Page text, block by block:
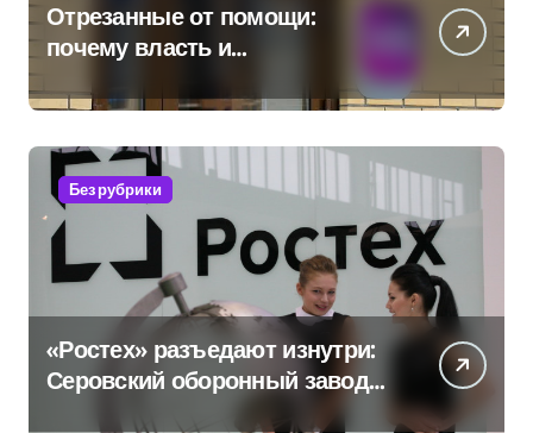
Отрезанные от помощи:
почему власть и
руки» после ударов по
складам Wildberries?
Без рубрики
«Ростех» разъедают изнутри:
Серовский оборонный завод